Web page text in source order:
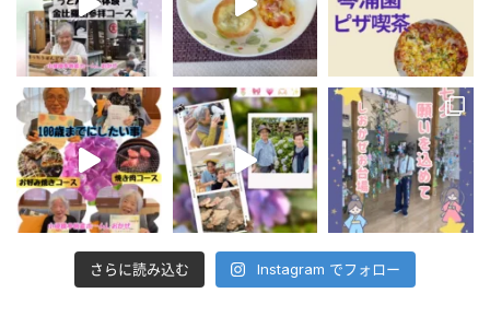
さらに読み込む Instagram でフォロー